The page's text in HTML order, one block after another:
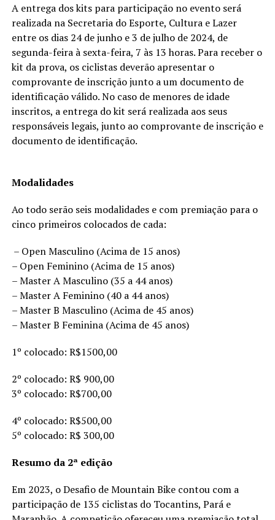
A entrega dos kits para participação no evento será
realizada na Secretaria do Esporte, Cultura e Lazer
entre os dias 24 de junho e 3 de julho de 2024, de
segunda-feira à sexta-feira, 7 às 13 horas. Para receber o
kit da prova, os ciclistas deverão apresentar o
comprovante de inscrição junto a um documento de
identificação válido. No caso de menores de idade
inscritos, a entrega do kit será realizada aos seus
responsáveis legais, junto ao comprovante de inscrição e
documento de identificação.
Modalidades
Ao todo serão seis modalidades e com premiação para o
cinco primeiros colocados de cada:
– Open Masculino (Acima de 15 anos)
– Open Feminino (Acima de 15 anos)
– Master A Masculino (35 a 44 anos)
– Master A Feminino (40 a 44 anos)
– Master B Masculino (Acima de 45 anos)
– Master B Feminina (Acima de 45 anos)
1º colocado: R$1500,00
2º colocado: R$ 900,00
3º colocado: R$700,00
4º colocado: R$500,00
5º colocado: R$ 300,00
Resumo da 2ª edição
Em 2023, o Desafio de Mountain Bike contou com a
participação de 135 ciclistas do Tocantins, Pará e